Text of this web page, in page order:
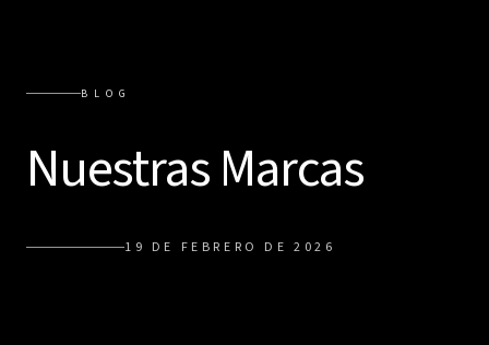
BLOG
Nuestras Marcas
19 DE FEBRERO DE 2026